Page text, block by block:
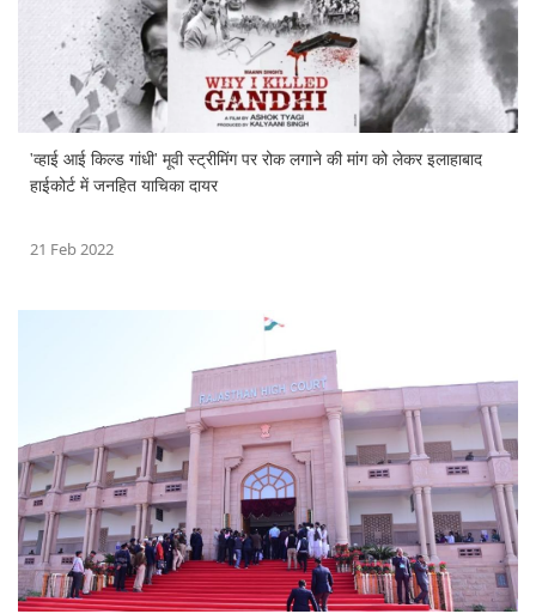
'व्हाई आई किल्ड गांधी' मूवी स्ट्रीमिंग पर रोक लगाने की मांग को लेकर इलाहाबाद
हाईकोर्ट में जनहित याचिका दायर
21 Feb 2022